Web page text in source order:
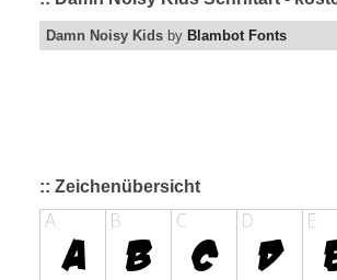
Damn Noisy Kids by Blambot Fonts
:: Zeichenübersicht